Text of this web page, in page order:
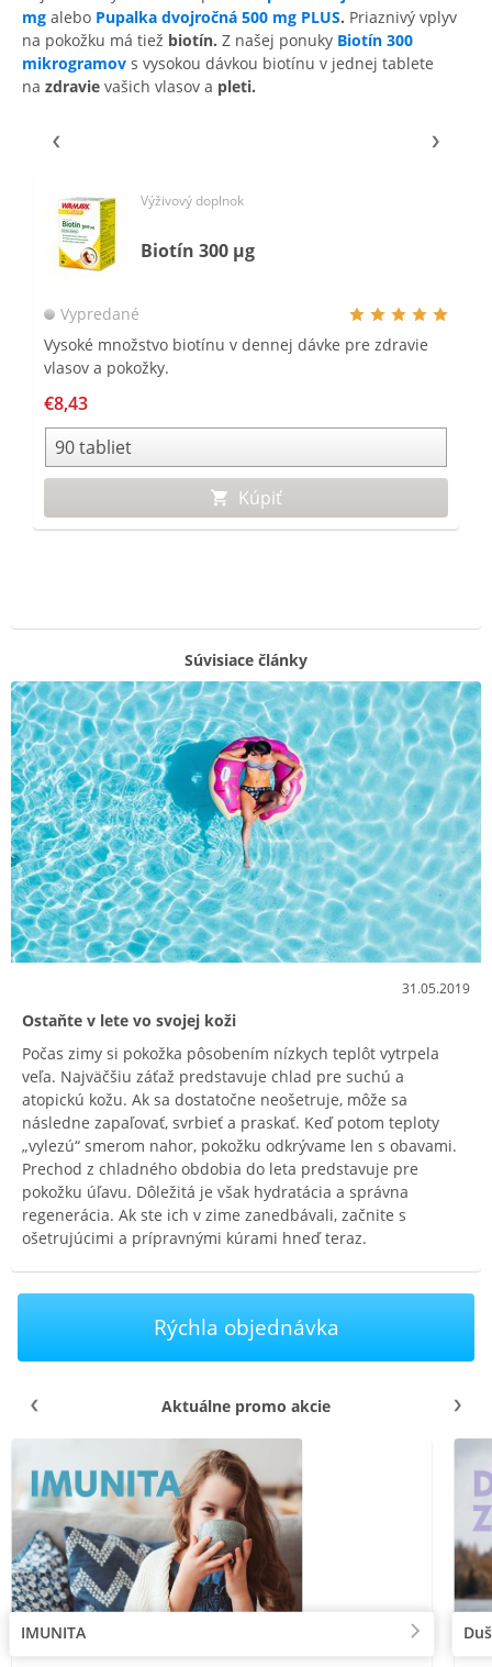
mg alebo Pupalka dvojročná 500 mg PLUS. Priaznivý vplyv
na pokožku má tiež biotín. Z našej ponuky Biotín 300
mikrogramov s vysokou dávkou biotínu v jednej tablete
na zdravie vašich vlasov a pleti.
Výživový doplnok
Biotín 300 µg
Vypredané
Vysoké množstvo biotínu v dennej dávke pre zdravie
vlasov a pokožky.
€8,43
Kúpiť
Súvisiace články
31.05.2019
Ostaňte v lete vo svojej koži
Počas zimy si pokožka pôsobením nízkych teplôt vytrpela
veľa. Najväčšiu záťaž predstavuje chlad pre suchú a
atopickú kožu. Ak sa dostatočne neošetruje, môže sa
následne zapaľovať, svrbieť a praskať. Keď potom teploty
„vylezú“ smerom nahor, pokožku odkrývame len s obavami.
Prechod z chladného obdobia do leta predstavuje pre
pokožku úľavu. Dôležitá je však hydratácia a správna
regenerácia. Ak ste ich v zime zanedbávali, začnite s
ošetrujúcimi a prípravnými kúrami hneď teraz.
Rýchla objednávka
Aktuálne promo akcie
IMUNITA